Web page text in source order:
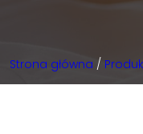
Strona główna /